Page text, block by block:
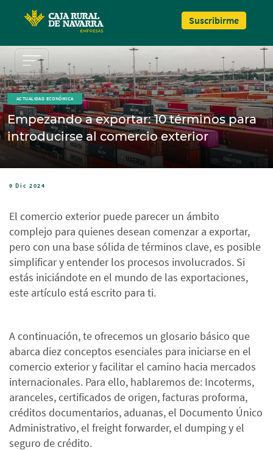
Suscribirme
ACTUALIDAD ECONÓMICA
Empezando a exportar: 10 términos para
introducirse al comercio exterior
9 Dic 2024
El comercio exterior puede parecer un ámbito
complejo para quienes desean comenzar a exportar,
pero con una base sólida de términos clave, es posible
simplificar y entender los procesos involucrados. Si
estás iniciándote en el mundo de las exportaciones,
este artículo está escrito para ti.
A continuación, te ofrecemos un glosario básico que
abarca diez conceptos esenciales para iniciarse en el
comercio exterior y facilitar el camino hacia mercados
internacionales. Para ello, hablaremos de: Incoterms,
aranceles, certificados de origen, facturas proforma,
créditos documentarios, aduanas, el Documento Único
Administrativo, el freight forwarder, el dumping y el
seguro de crédito.